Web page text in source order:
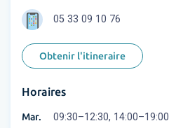
05 33 09 10 76
Obtenir l'itineraire
Horaires
Mar. 09:30–12:30, 14:00–19:00